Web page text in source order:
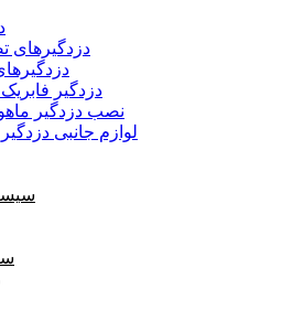
دزدگیرهای
دزدگیر
نصب دزدگیر
لوازم جانبی